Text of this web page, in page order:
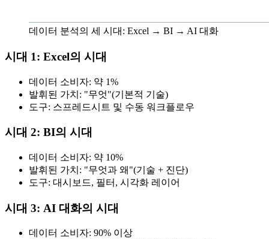
데이터 분석의 세 시대: Excel → BI → AI 대화
시대 1: Excel의 시대
데이터 소비자: 약 1%
발휘된 가치: "무엇"(기본적 기술)
도구: 스프레드시트 및 수동 워크플로우
시대 2: BI의 시대
데이터 소비자: 약 10%
발휘된 가치: "무엇과 왜"(기술 + 진단)
도구: 대시보드, 필터, 시각화 레이어
시대 3: AI 대화의 시대
데이터 소비자: 90% 이상